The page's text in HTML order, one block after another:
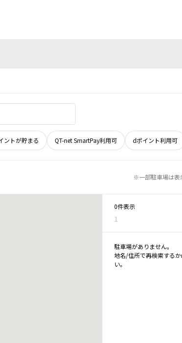
ントが貯まる QT-net SmartPay利用可 dポイント利用可
※一部駐車場は表
0件表示
1
駐車場がありません。
地名/住所で再検索する
い。